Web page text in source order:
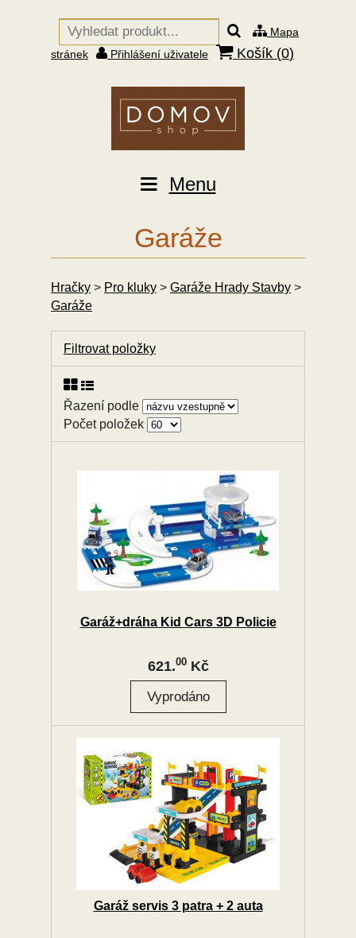
Mapa
stránek
Přihlášení uživatele Košík (0)
Menu
Garáže
Hračky > Pro kluky > Garáže Hrady Stavby >
Garáže
Filtrovat položky
Řazení podle
Počet položek
Garáž+dráha Kid Cars 3D Policie
621.00Kč
Garáž servis 3 patra + 2 auta